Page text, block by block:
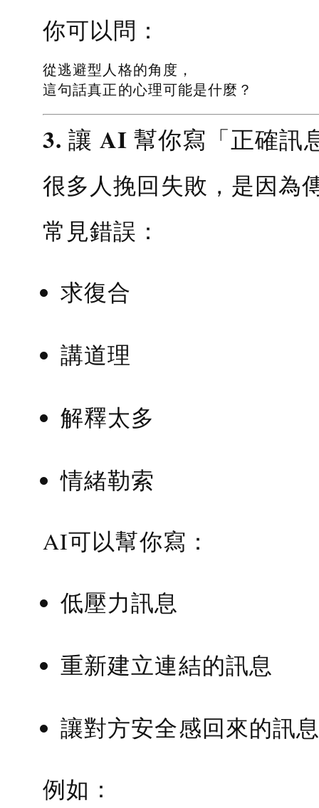
你可以問：
從逃避型人格的角度，
這句話真正的心理可能是什麼？
3. 讓 AI 幫你寫「正確訊
很多人挽回失敗，是因為
常見錯誤：
求復合
講道理
解釋太多
情緒勒索
AI可以幫你寫：
低壓力訊息
重新建立連結的訊息
讓對方安全感回來的訊
例如：